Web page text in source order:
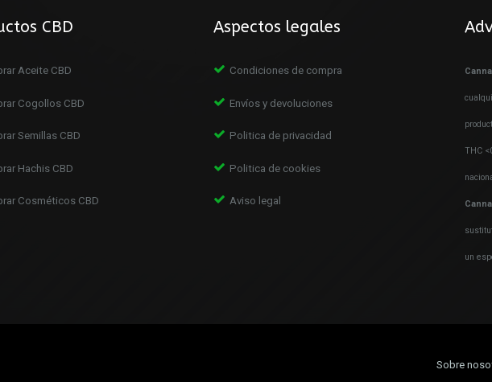
CBD
Aceite CBD
Cogollos CBD
Semillas CBD
Hachis CBD
Cosméticos CBD
Aspectos legales
Condiciones de compra
Envíos y devoluciones
Politica de privacidad
Politica de cookies
Aviso legal
THC
un
Sobre